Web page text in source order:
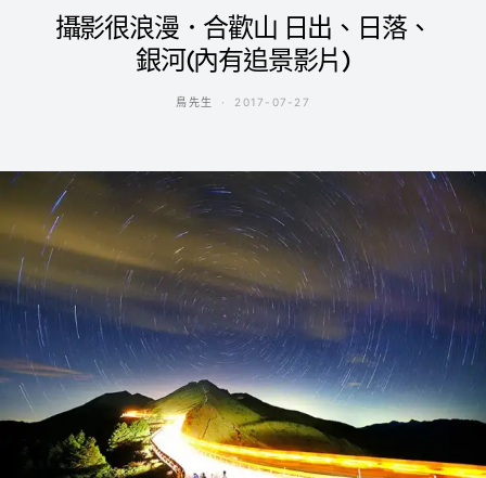
攝影很浪漫．合歡山 日出、日落、
銀河(內有追景影片)
鳥先生 2017-07-27